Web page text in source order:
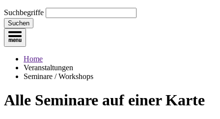
Suchbegriffe
Suchen
Home
Veranstaltungen
Seminare / Workshops
Alle Seminare auf einer Karte